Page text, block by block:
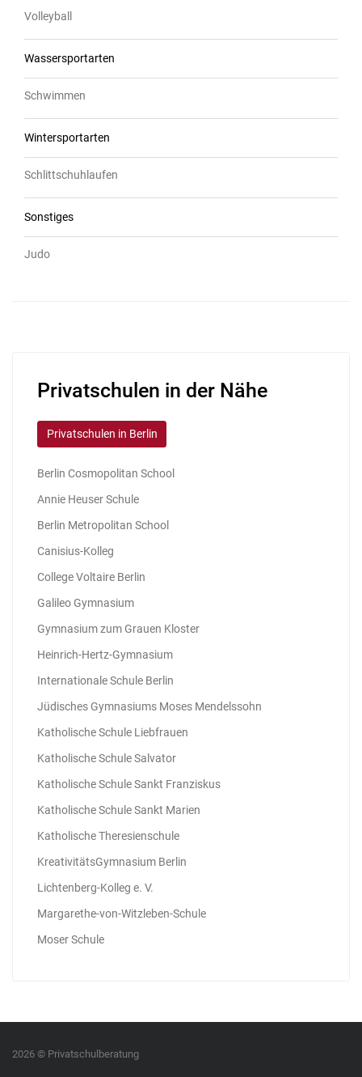
Volleyball
Wassersportarten
Schwimmen
Wintersportarten
Schlittschuhlaufen
Sonstiges
Judo
Privatschulen in der Nähe
Privatschulen in Berlin
Berlin Cosmopolitan School
Annie Heuser Schule
Berlin Metropolitan School
Canisius-Kolleg
College Voltaire Berlin
Galileo Gymnasium
Gymnasium zum Grauen Kloster
Heinrich-Hertz-Gymnasium
Internationale Schule Berlin
Jüdisches Gymnasiums Moses Mendelssohn
Katholische Schule Liebfrauen
Katholische Schule Salvator
Katholische Schule Sankt Franziskus
Katholische Schule Sankt Marien
Katholische Theresienschule
KreativitätsGymnasium Berlin
Lichtenberg-Kolleg e. V.
Margarethe-von-Witzleben-Schule
Moser Schule
2026 © Privatschulberatung